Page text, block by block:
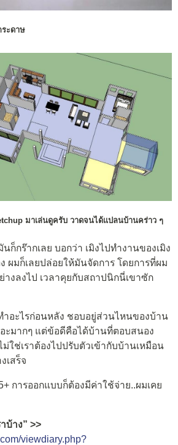
ะดาษ
มาเล่นดูครับ วาดจนได้แปลนบ้านคร่าว ๆ
ก็กร๊ากเลย บอกว่า เมิงไปทำงานของเมิง
ง ผมก็เลยปล่อยให้มันจัดการ โดยการที่ผม
างลงไป เวลาคุยกับสถาปนิกนี่เขาซัก
ำอะไรก่อนหลัง ชอบอยู่ส่วนไหนของบ้าน
ะมากๆ แต่ข้อดีคือได้บ้านที่ตอบสนอง
ม่ใช่เราต้องไปปรับตัวเข้ากับบ้านเหมือน
เสร็จ
การออกแบบก็ต้องมีค่าใช้จ่าย..ผมเคย
บ้าง” >>
viewdiary.php?